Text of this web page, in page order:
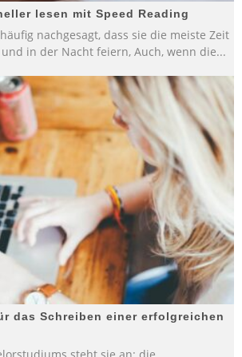
lesen mit Speed Reading
nachgesagt, dass sie die meiste Zeit
in der Nacht feiern, Auch, wenn die...
das Schreiben einer erfolgreichen
steht sie an: die